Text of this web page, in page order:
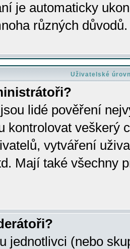
je automaticky
různých důvodů.
Uživatelské
lidé pověření
kontrolovat veškerý
vytváření
Mají také všechny
jednotlivci (nebo